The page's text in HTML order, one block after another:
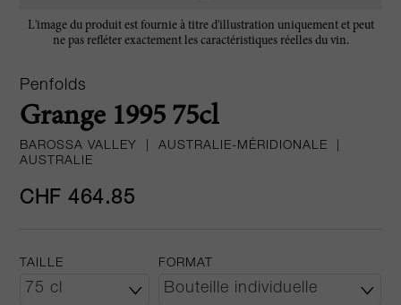
L'image du produit est fournie à titre d'illustration uniquement et peut
ne pas refléter exactement les caractéristiques réelles du vin.
Penfolds
Grange 1995 75cl
BAROSSA VALLEY AUSTRALIE-MÉRIDIONALE
AUSTRALIE
CHF 464.85
TAILLE FORMAT